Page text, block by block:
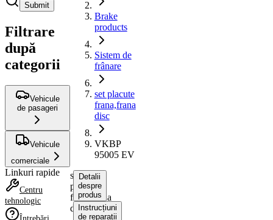
Submit
Filtrare
după
categorii
Vehicule
de pasageri
Vehicule
comerciale
Linkuri rapide
Centru
tehnologic
Brake
products
Sistem de
frânare
set placute
frana,frana
disc
VKBP
95005 EV
set
placute
frana,frana
disc
Detalii
despre
produs
Instrucțiuni
de reparații